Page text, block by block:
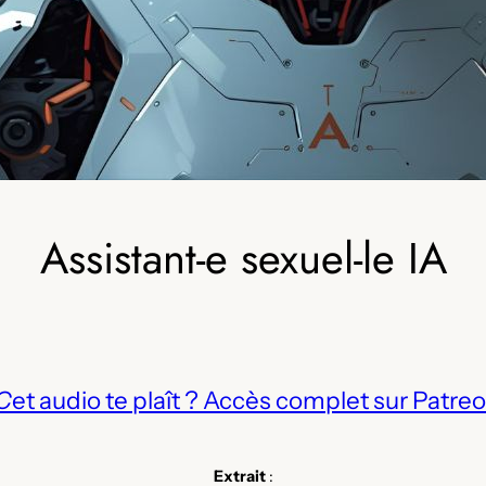
Assistant-e sexuel-le IA
et audio te plaît ? Accès complet sur
Extrait: